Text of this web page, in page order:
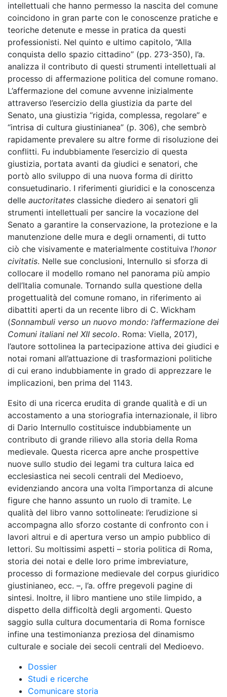
intellettuali che hanno permesso la nascita del comune
coincidono in gran parte con le conoscenze pratiche e
teoriche detenute e messe in pratica da questi
professionisti. Nel quinto e ultimo capitolo, ‘‘Alla
conquista dello spazio cittadino’’ (pp. 273-350), l’a.
analizza il contributo di questi strumenti intellettuali al
processo di affermazione politica del comune romano.
L’affermazione del comune avvenne inizialmente
attraverso l’esercizio della giustizia da parte del
Senato, una giustizia ‘‘rigida, complessa, regolare’’ e
‘‘intrisa di cultura giustinianea’’ (p. 306), che sembrò
rapidamente prevalere su altre forme di risoluzione dei
conflitti. Fu indubbiamente l’esercizio di questa
giustizia, portata avanti da giudici e senatori, che
portò allo sviluppo di una nuova forma di diritto
consuetudinario. I riferimenti giuridici e la conoscenza
delle auctoritates classiche diedero ai senatori gli
strumenti intellettuali per sancire la vocazione del
Senato a garantire la conservazione, la protezione e la
manutenzione delle mura e degli ornamenti, di tutto
ciò che visivamente e materialmente costituiva l’honor
civitatis. Nelle sue conclusioni, Internullo si sforza di
collocare il modello romano nel panorama più ampio
dell’Italia comunale. Tornando sulla questione della
progettualità del comune romano, in riferimento ai
dibattiti aperti da un recente libro di C. Wickham
(Sonnambuli verso un nuovo mondo: l’affermazione dei
Comuni italiani nel XII secolo. Roma: Viella, 2017),
l’autore sottolinea la partecipazione attiva dei giudici e
notai romani all’attuazione di trasformazioni politiche
di cui erano indubbiamente in grado di apprezzare le
implicazioni, ben prima del 1143.
Esito di una ricerca erudita di grande qualità e di un
accostamento a una storiografia internazionale, il libro
di Dario Internullo costituisce indubbiamente un
contributo di grande rilievo alla storia della Roma
medievale. Questa ricerca apre anche prospettive
nuove sullo studio dei legami tra cultura laica ed
ecclesiastica nei secoli centrali del Medioevo,
evidenziando ancora una volta l’importanza di alcune
figure che hanno assunto un ruolo di tramite. Le
qualità del libro vanno sottolineate: l’erudizione si
accompagna allo sforzo costante di confronto con i
lavori altrui e di apertura verso un ampio pubblico di
lettori. Su moltissimi aspetti – storia politica di Roma,
storia dei notai e delle loro prime imbreviature,
processo di formazione medievale del corpus giuridico
giustinianeo, ecc. –, l’a. offre pregevoli pagine di
sintesi. Inoltre, il libro mantiene uno stile limpido, a
dispetto della difficoltà degli argomenti. Questo
saggio sulla cultura documentaria di Roma fornisce
infine una testimonianza preziosa del dinamismo
culturale e sociale dei secoli centrali del Medioevo.
Dossier
Studi e ricerche
Comunicare storia